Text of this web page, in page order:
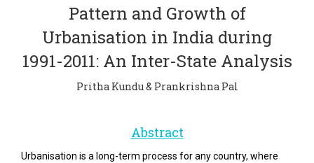
Pattern and Growth of
Urbanisation in India during
1991-2011: An Inter-State Analysis
Pritha Kundu & Prankrishna Pal
Abstract
Urbanisation is a long-term process for any country, where